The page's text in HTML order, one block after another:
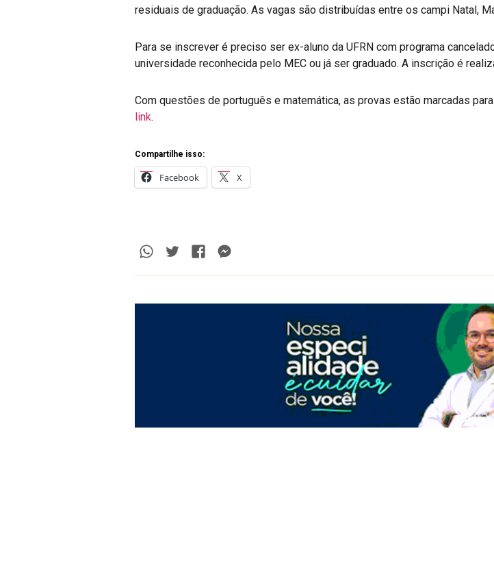
residuais de graduação. As vagas são distribuídas entre os campi Natal,
Para se inscrever é preciso ser ex-aluno da UFRN com programa
universidade reconhecida pelo MEC ou já ser graduado. A inscrição é
Com questões de português e matemática, as provas estão marcadas
link.
Compartilhe isso:
Facebook X
Whatsapp
TwitterFacebook